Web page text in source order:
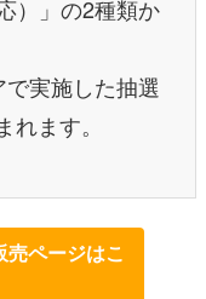
）」の2種類か
実施した抽選
ます。
ページはこ